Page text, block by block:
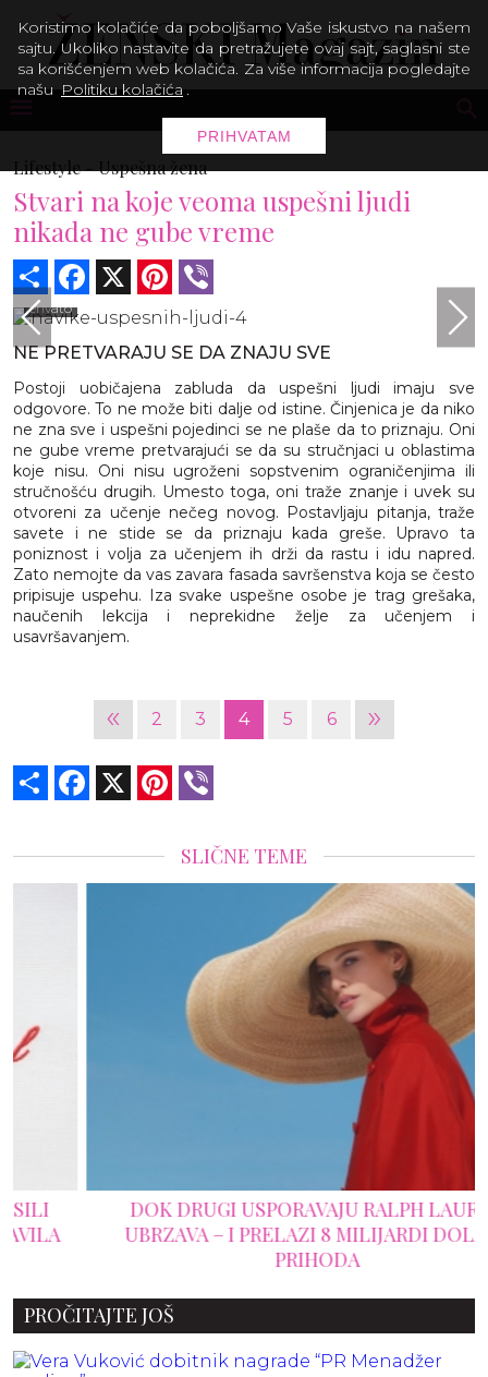
Lifestyle -Uspešna žena
Stvari na koje veoma uspešni ljudi
nikada ne gube vreme
Share Facebook Pinterest
envato
NE PRETVARAJU SE DA ZNAJU SVE
Postoji uobičajena zabluda da uspešni ljudi imaju sve
odgovore. To ne može biti dalje od istine. Činjenica je da niko
ne zna sve i uspešni pojedinci se ne plaše da to priznaju. Oni
ne gube vreme pretvarajući se da su stručnjaci u oblastima
koje nisu. Oni nisu ugroženi sopstvenim ograničenjima ili
stručnošću drugih. Umesto toga, oni traže znanje i uvek su
otvoreni za učenje nečeg novog. Postavljaju pitanja, traže
savete i ne stide se da priznaju kada greše. Upravo ta
poniznost i volja za učenjem ih drži da rastu i idu napred.
Zato nemojte da vas zavara fasada savršenstva koja se često
pripisuje uspehu. Iza svake uspešne osobe je trag grešaka,
naučenih lekcija i neprekidne želje za učenjem i
usavršavanjem.
« 2 3 4 5 6 »
Share Facebook Pinterest
SLIČNE TEME
DOK DRUGI USPORAVAJU RALPH LAUREN
UBRZAVA – I PRELAZI 8 MILIJARDI DOLARA
PRIHODA
PROČITAJTE JOŠ
Koristimo kolačiće da poboljšamo Vaše iskustvo na našem
sajtu. Ukoliko nastavite da pretražujete ovaj sajt, saglasni ste
sa korišćenjem web kolačića. Za više informacija pogledajte
našu Politiku kolačića .
PRIHVATAM